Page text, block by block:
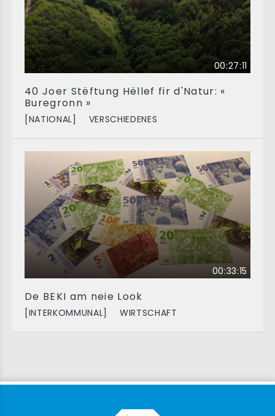
00:27:11
40 Joer Stëftung Hëllef fir d'Natur: «
Buregronn »
[NATIONAL] VERSCHIEDENES
00:33:15
De BEKI am neie Look
[INTERKOMMUNAL] WIRTSCHAFT